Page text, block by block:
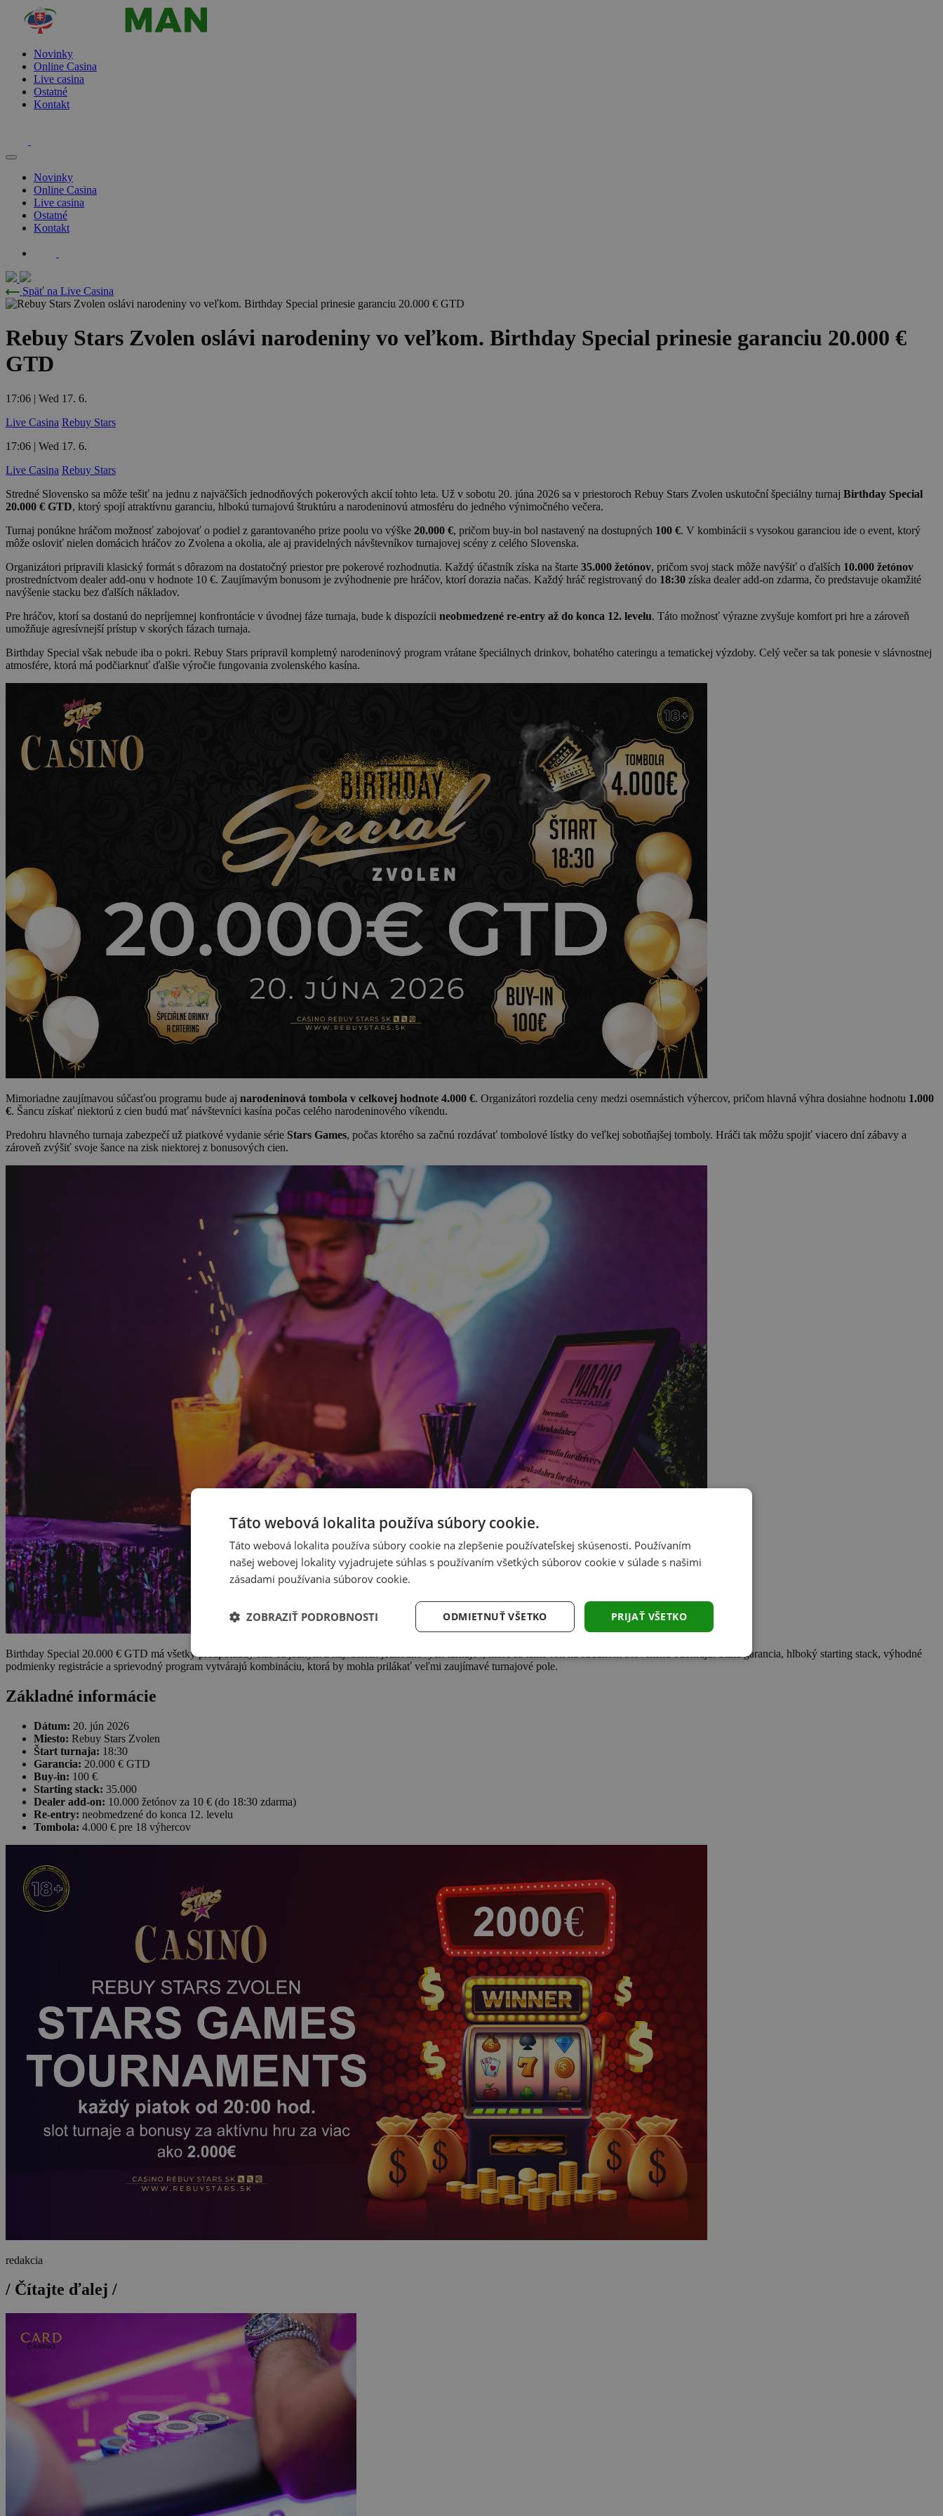
Novinky
Online Casina
Live casina
Ostatné
Kontakt
Novinky
Online Casina
Live casina
Ostatné
Kontakt
Späť na Live Casina
Rebuy Stars Zvolen oslávi narodeniny vo veľkom. Birthday Special prinesie garanciu 20.000 €
GTD
17:06 | Wed 17. 6.
Live Casina Rebuy Stars
17:06 | Wed 17. 6.
Live Casina Rebuy Stars
Stredné Slovensko sa môže tešiť na jednu z najväčších jednodňových pokerových akcií tohto leta. Už v sobotu 20. júna 2026 sa v priestoroch Rebuy Stars Zvolen uskutoční špeciálny turnaj Birthday Special
20.000 € GTD, ktorý spojí atraktívnu garanciu, hlbokú turnajovú štruktúru a narodeninovú atmosféru do jedného výnimočného večera.
Turnaj ponúkne hráčom možnosť zabojovať o podiel z garantovaného prize poolu vo výške 20.000 €, pričom buy-in bol nastavený na dostupných 100 €. V kombinácii s vysokou garanciou ide o event, ktorý
môže osloviť nielen domácich hráčov zo Zvolena a okolia, ale aj pravidelných návštevníkov turnajovej scény z celého Slovenska.
Organizátori pripravili klasický formát s dôrazom na dostatočný priestor pre pokerové rozhodnutia. Každý účastník získa na štarte 35.000 žetónov, pričom svoj stack môže navýšiť o ďalších 10.000 žetónov
prostredníctvom dealer add-onu v hodnote 10 €. Zaujímavým bonusom je zvýhodnenie pre hráčov, ktorí dorazia načas. Každý hráč registrovaný do 18:30 získa dealer add-on zdarma, čo predstavuje okamžité
navýšenie stacku bez ďalších nákladov.
Pre hráčov, ktorí sa dostanú do nepríjemnej konfrontácie v úvodnej fáze turnaja, bude k dispozícii neobmedzené re-entry až do konca 12. levelu. Táto možnosť výrazne zvyšuje komfort pri hre a zároveň
umožňuje agresívnejší prístup v skorých fázach turnaja.
Birthday Special však nebude iba o pokri. Rebuy Stars pripravil kompletný narodeninový program vrátane špeciálnych drinkov, bohatého cateringu a tematickej výzdoby. Celý večer sa tak ponesie v slávnostnej
atmosfére, ktorá má podčiarknuť ďalšie výročie fungovania zvolenského kasína.
Mimoriadne zaujímavou súčasťou programu bude aj narodeninová tombola v celkovej hodnote 4.000 €. Organizátori rozdelia ceny medzi osemnástich výhercov, pričom hlavná výhra dosiahne hodnotu 1.000
€. Šancu získať niektorú z cien budú mať návštevníci kasína počas celého narodeninového víkendu.
Predohru hlavného turnaja zabezpečí už piatkové vydanie série Stars Games, počas ktorého sa začnú rozdávať tombolové lístky do veľkej sobotňajšej tomboly. Hráči tak môžu spojiť viacero dní zábavy a
zároveň zvýšiť svoje šance na zisk niektorej z bonusových cien.
Birthday Special 20.000 € GTD má všetky predpoklady stať sa jedným z najväčších jednodňových turnajov, ktoré sa tento rok na strednom Slovensku odohrajú. Silná garancia, hlboký starting stack, výhodné
podmienky registrácie a sprievodný program vytvárajú kombináciu, ktorá by mohla prilákať veľmi zaujímavé turnajové pole.
Základné informácie
Dátum: 20. jún 2026
Miesto: Rebuy Stars Zvolen
Štart turnaja: 18:30
Garancia: 20.000 € GTD
Buy-in: 100 €
Starting stack: 35.000
Dealer add-on: 10.000 žetónov za 10 € (do 18:30 zdarma)
Re-entry: neobmedzené do konca 12. levelu
Tombola: 4.000 € pre 18 výhercov
redakcia
/ Čítajte ďalej /
Táto webová lokalita používa súbory cookie.
Táto webová lokalita používa súbory cookie na zlepšenie používateľskej skúsenosti. Používaním
našej webovej lokality vyjadrujete súhlas s používaním všetkých súborov cookie v súlade s našimi
zásadami používania súborov cookie.
PRIJAŤ VŠETKO
ODMIETNUŤ VŠETKO
ZOBRAZIŤ PODROBNOSTI